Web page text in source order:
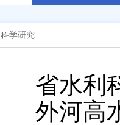
科学研究
省水利
外河高